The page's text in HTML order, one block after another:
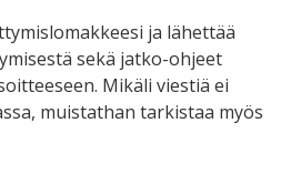
ja lähettää
sekä jatko-ohjeet
Mikäli viestiä ei
muistathan tarkistaa myös